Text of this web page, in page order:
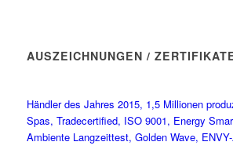
AUSZEICHNUNGEN /
Händler des Jahres 2015, 1,5 Millionen
Spas, Tradecertified, ISO 9001, Energy
Ambiente Langzeittest, Golden Wave,